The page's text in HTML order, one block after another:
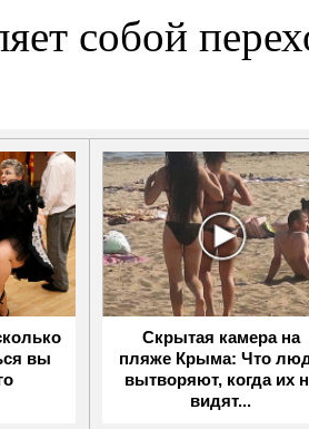
собой
вы
Скрытая камера на
пляже Крыма: Что
вытворяют, когда их
видят...